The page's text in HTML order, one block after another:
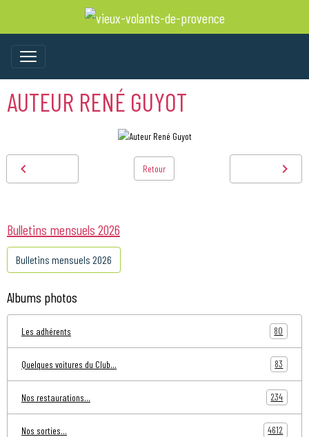
AUTEUR RENÉ GUYOT
Retour
Bulletins mensuels 2026
Bulletins mensuels 2026
Albums photos
Les adhérents 80
Quelques voitures du Club... 83
Nos restaurations... 234
Nos sorties... 4612